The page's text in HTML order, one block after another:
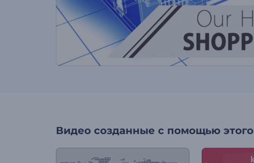
Видео созданные с помощью